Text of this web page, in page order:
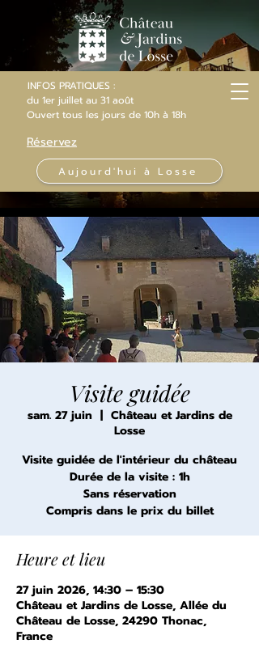
INFOS PRATIQUES :
du 1er juillet au 31 août
Ouvert tous les jours de 10h à 18h
Réservez
Aujourd'hui à Losse
Visite guidée
sam. 27 juin
  |
Château et Jardins de
Losse
Visite guidée de l'intérieur du château
Durée de la visite : 1h
Sans réservation
Compris dans le prix du billet
Heure et lieu
27 juin 2026, 14:30 – 15:30
Château et Jardins de Losse, Allée du
Château de Losse, 24290 Thonac,
France